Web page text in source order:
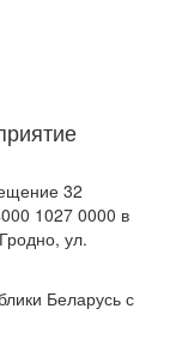
32
1027 0000 в
ул.
Беларусь с